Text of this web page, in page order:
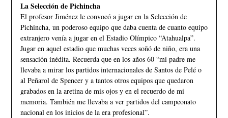
La Selección de Pichincha
El profesor Jiménez le convocó a jugar en la Selección de
Pichincha, un poderoso equipo que daba cuenta de cuanto equipo
extranjero venía a jugar en el Estadio Olímpico “Atahualpa”.
Jugar en aquel estadio que muchas veces soñó de niño, era una
sensación inédita. Recuerda que en los años 60 “mi padre me
llevaba a mirar los partidos internacionales de Santos de Pelé o
al Peñarol de Spencer y a tantos otros equipos que quedaron
grabados en la aretina de mis ojos y en el recuerdo de mi
memoria. También me llevaba a ver partidos del campeonato
nacional en los inicios de la era profesional”.